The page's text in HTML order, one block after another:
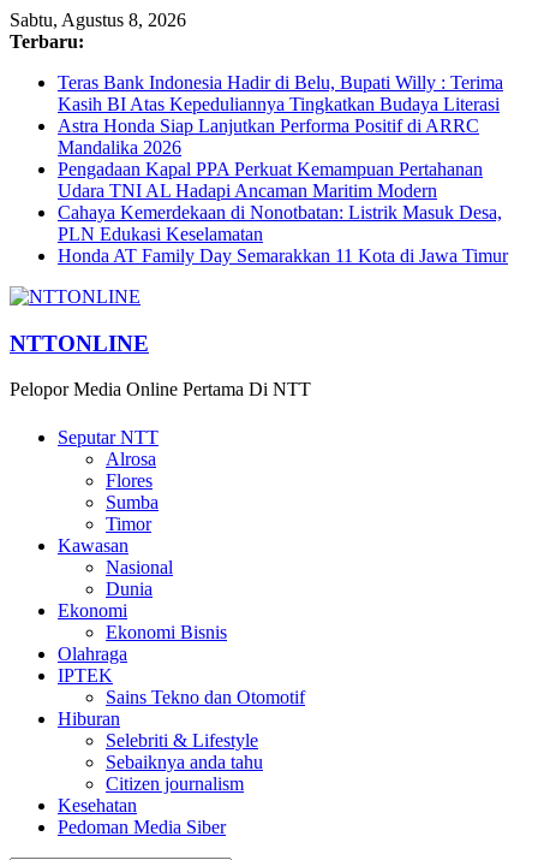
Sabtu, Agustus 8, 2026
Terbaru:
Teras Bank Indonesia Hadir di Belu, Bupati Willy : Terima
Kasih BI Atas Kepeduliannya Tingkatkan Budaya Literasi
Astra Honda Siap Lanjutkan Performa Positif di ARRC
Mandalika 2026
Pengadaan Kapal PPA Perkuat Kemampuan Pertahanan
Udara TNI AL Hadapi Ancaman Maritim Modern
Cahaya Kemerdekaan di Nonotbatan: Listrik Masuk Desa,
PLN Edukasi Keselamatan
Honda AT Family Day Semarakkan 11 Kota di Jawa Timur
NTTONLINE
Pelopor Media Online Pertama Di NTT
Seputar NTT
Alrosa
Flores
Sumba
Timor
Kawasan
Nasional
Dunia
Ekonomi
Ekonomi Bisnis
Olahraga
IPTEK
Sains Tekno dan Otomotif
Hiburan
Selebriti & Lifestyle
Sebaiknya anda tahu
Citizen journalism
Kesehatan
Pedoman Media Siber